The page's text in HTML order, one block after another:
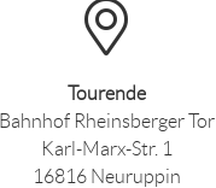
Tourende
Bahnhof Rheinsberger Tor
Karl-Marx-Str. 1
16816 Neuruppin